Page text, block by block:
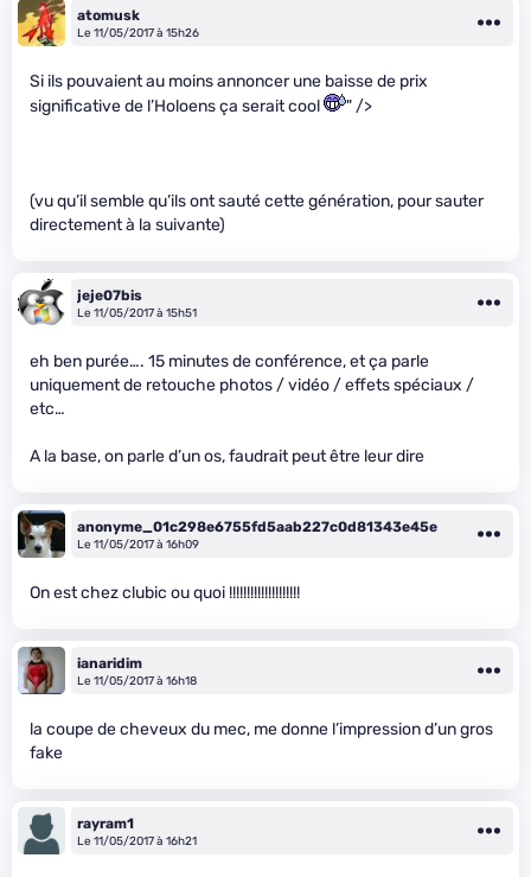
atomusk
Le 11/05/2017 à 15h26
Si ils pouvaient au moins annoncer une baisse de prix
significative de l’Holoens ça serait cool
" />
(vu qu’il semble qu’ils ont sauté cette génération, pour sauter
directement à la suivante)
jeje07bis
Le 11/05/2017 à 15h51
eh ben purée…. 15 minutes de conférence, et ça parle
uniquement de retouche photos / vidéo / effets spéciaux /
etc…
A la base, on parle d’un os, faudrait peut être leur dire
anonyme_01c298e6755fd5aab227c0d81343e45e
Le 11/05/2017 à 16h09
On est chez clubic ou quoi !!!!!!!!!!!!!!!!!!!!
ianaridim
Le 11/05/2017 à 16h18
la coupe de cheveux du mec, me donne l’impression d’un gros
fake
rayram1
Le 11/05/2017 à 16h21